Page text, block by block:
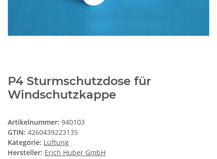
P4 Sturmschutzdose für
Windschutzkappe
Artikelnummer: 940103
GTIN: 4260439223135
Kategorie: Lüftung
Hersteller: Erich Huber GmbH